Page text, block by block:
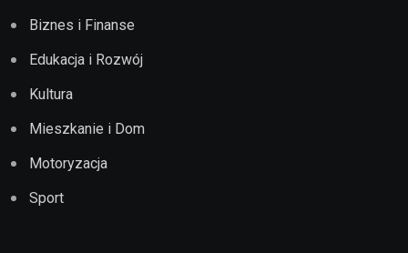
Biznes i Finanse
Edukacja i Rozwój
Kultura
Mieszkanie i Dom
Motoryzacja
Sport